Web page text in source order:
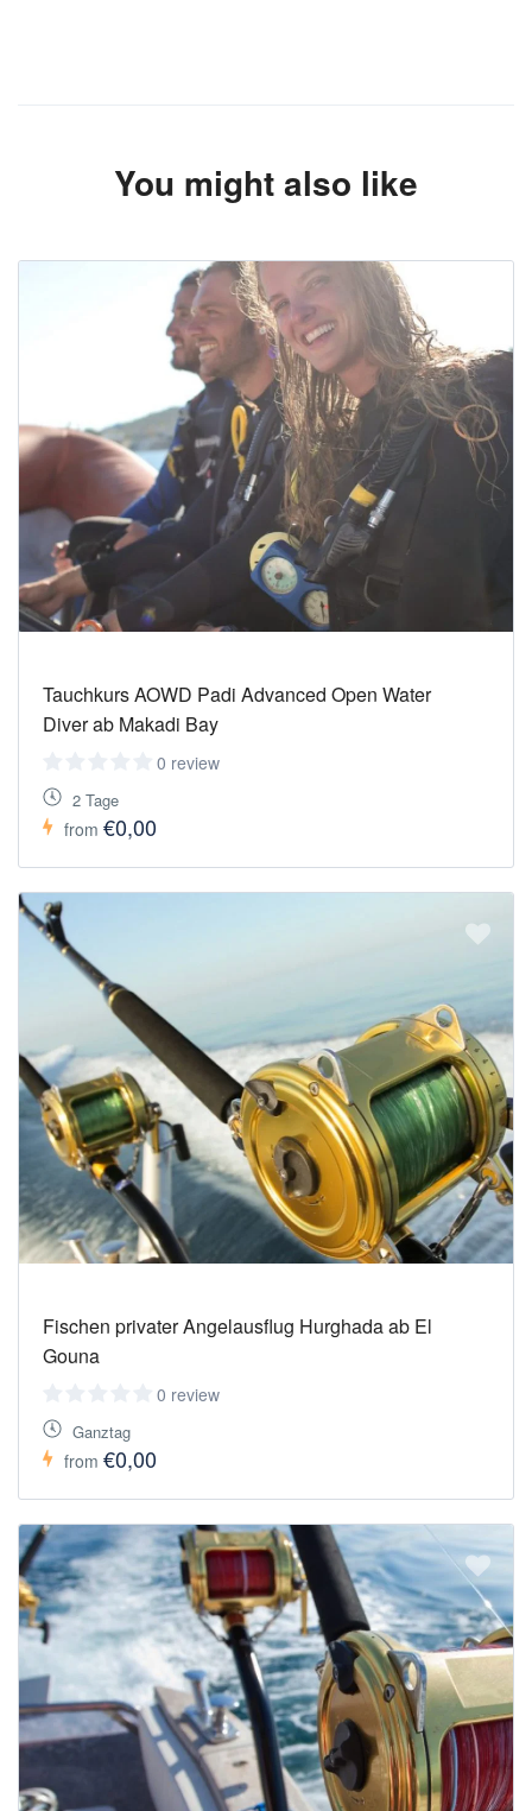
You might also like
Tauchkurs AOWD Padi Advanced Open Water
Diver ab Makadi Bay
0 review
2 Tage
from €0,00
Fischen privater Angelausflug Hurghada ab El
Gouna
0 review
Ganztag
from €0,00